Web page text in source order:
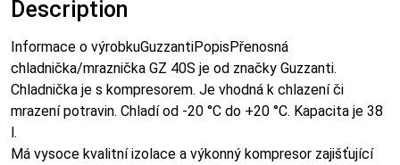
Description
Informace o výrobkuGuzzantiPopisPřenosná
chladnička/mraznička GZ 40S je od značky Guzzanti.
Chladnička je s kompresorem. Je vhodná k chlazení či
mrazení potravin. Chladí od -20 °C do +20 °C. Kapacita je 38
l.
Má vysoce kvalitní izolace a výkonný kompresor zajišťující